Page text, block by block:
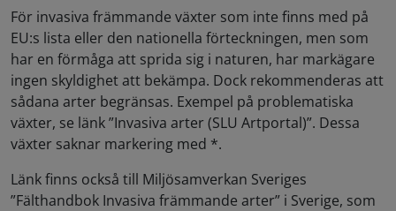
För invasiva främmande växter som inte finns med på
EU:s lista eller den nationella förteckningen, men som
har en förmåga att sprida sig i naturen, har markägare
ingen skyldighet att bekämpa. Dock rekommenderas att
sådana arter begränsas. Exempel på problematiska
växter, se länk ”Invasiva arter (SLU Artportal)”. Dessa
växter saknar markering med *.
Länk finns också till Miljösamverkan Sveriges
”Fälthandbok Invasiva främmande arter” i Sverige, som